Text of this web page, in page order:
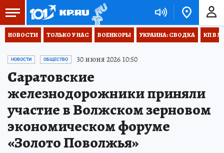
НОВОСТИ ТОЛЬКО У НАС ВОЕНКОРЫ УКРАИНА: СВОДКА КП В
НОВОСТИ ОБЩЕСТВО 30 июня 2026 10:50
Саратовские
железнодорожники приняли
участие в Волжском зерновом
экономическом форуме
«Золото Поволжья»